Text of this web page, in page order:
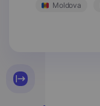
Moldova